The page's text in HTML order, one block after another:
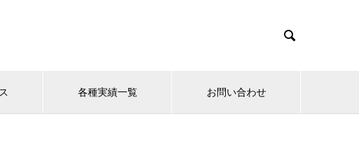

各種実績一覧 お問い合わせ